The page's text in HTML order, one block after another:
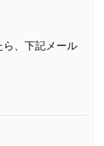
、下記メール